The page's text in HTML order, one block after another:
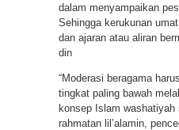
dalam menyampaikan
Sehingga kerukunan
dan ajaran atau aliran
din
“Moderasi beragama
tingkat paling bawah
konsep Islam washatiyah
rahmatan lil’alamin,